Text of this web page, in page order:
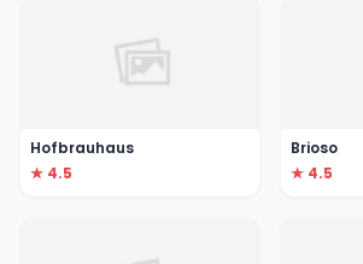
Hofbrauhaus
★ 4.5
Brioso
★ 4.5